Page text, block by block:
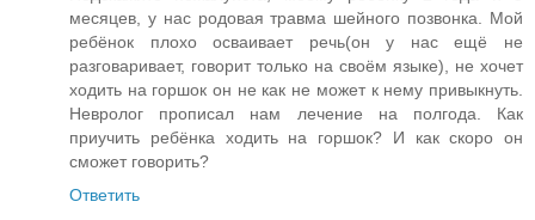
месяцев, у нас родовая травма шейного позвонка. Мой
ребёнок плохо осваивает речь(он у нас ещё не
разговаривает, говорит только на своём языке), не хочет
ходить на горшок он не как не может к нему привыкнуть.
Невролог прописал нам лечение на полгода. Как
приучить ребёнка ходить на горшок? И как скоро он
сможет говорить?
Ответить